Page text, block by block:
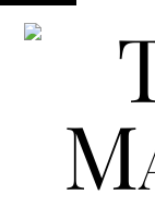
Skip